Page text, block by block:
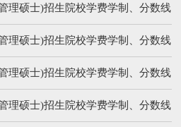
理硕士)招生院校学费学制、分数线
理硕士)招生院校学费学制、分数线
理硕士)招生院校学费学制、分数线
理硕士)招生院校学费学制、分数线